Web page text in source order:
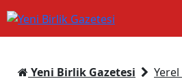
Yeni Birlik Gazetesi